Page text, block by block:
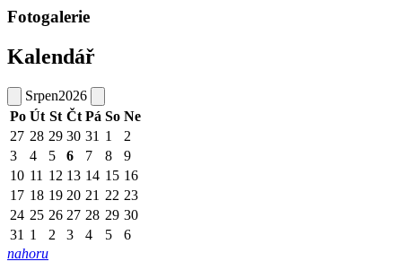
Fotogalerie
Kalendář
Srpen2026
Po Út St Čt Pá So Ne
27 28 29 30 31 1
2
3
4 5 6 7 8
9
10 11 12 13 14 15 16
17 18 19 20 21 22 23
24 25 26 27 28 29 30
31 1 2 3 4 5
6
nahoru